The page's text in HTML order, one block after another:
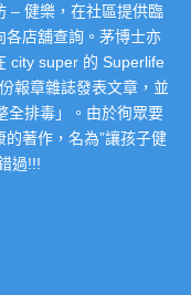
– 健樂，在社區提供臨
各店舖查詢。茅博士亦
city super 的 Superlife
報章雜誌發表文章，並
全排毒」。由於徇眾要
著作，名為”讓孩子健
過!!!